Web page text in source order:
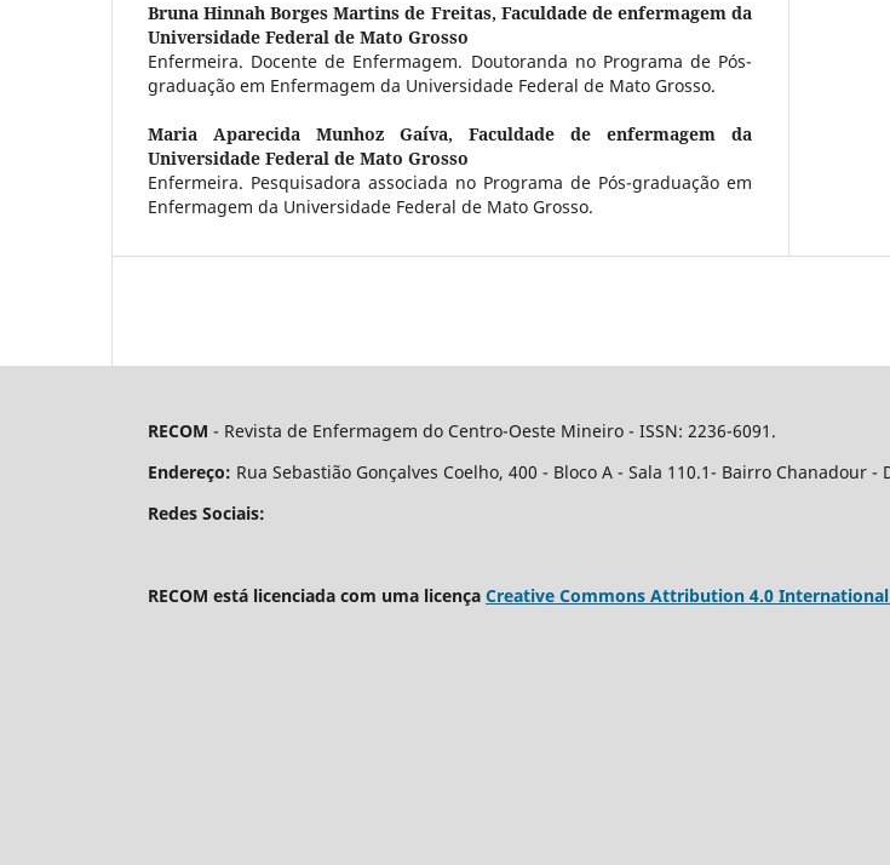
Bruna Hinnah Borges Martins de Freitas, Faculdade de enfermagem da
Universidade Federal de Mato Grosso
Enfermeira. Docente de Enfermagem. Doutoranda no Programa de Pós-
graduação em Enfermagem da Universidade Federal de Mato Grosso.
Maria Aparecida Munhoz Gaíva, Faculdade de enfermagem da
Universidade Federal de Mato Grosso
Enfermeira. Pesquisadora associada no Programa de Pós-graduação em
Enfermagem da Universidade Federal de Mato Grosso.
RECOM - Revista de Enfermagem do Centro-Oeste Mineiro - ISSN: 2236-6091.
Endereço: Rua Sebastião Gonçalves Coelho, 400 - Bloco A - Sala 110.1- Bairro Chanadour
Redes Sociais:
RECOM está licenciada com uma licença Creative Commons Attribution 4.0 International